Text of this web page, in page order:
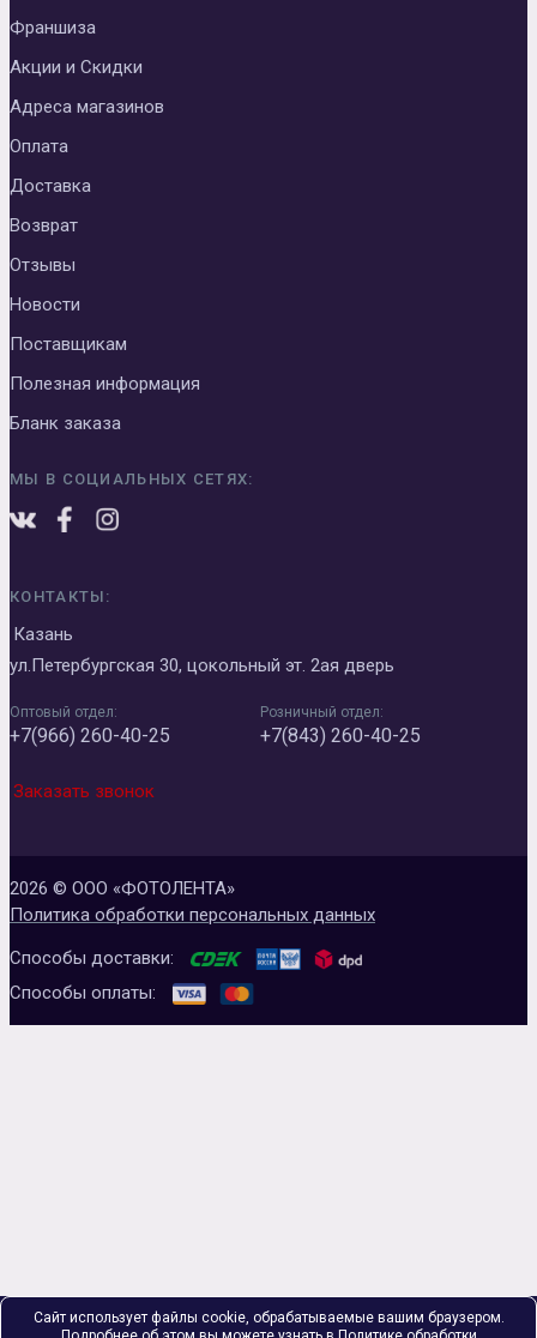
Франшиза
Акции и Скидки
Адреса магазинов
Оплата
Доставка
Возврат
Отзывы
Новости
Поставщикам
Полезная информация
Бланк заказа
МЫ В СОЦИАЛЬНЫХ СЕТЯХ:
КОНТАКТЫ:
Казань
ул.Петербургская 30, цокольный эт. 2ая дверь
Оптовый отдел:
+7(966) 260-40-25
Розничный отдел:
+7(843) 260-40-25
Заказать звонок
2026 © ООО «ФОТОЛЕНТА»
Политика обработки персональных данных
Способы доставки:
Способы оплаты:
Сайт использует файлы cookie, обрабатываемые вашим браузером.